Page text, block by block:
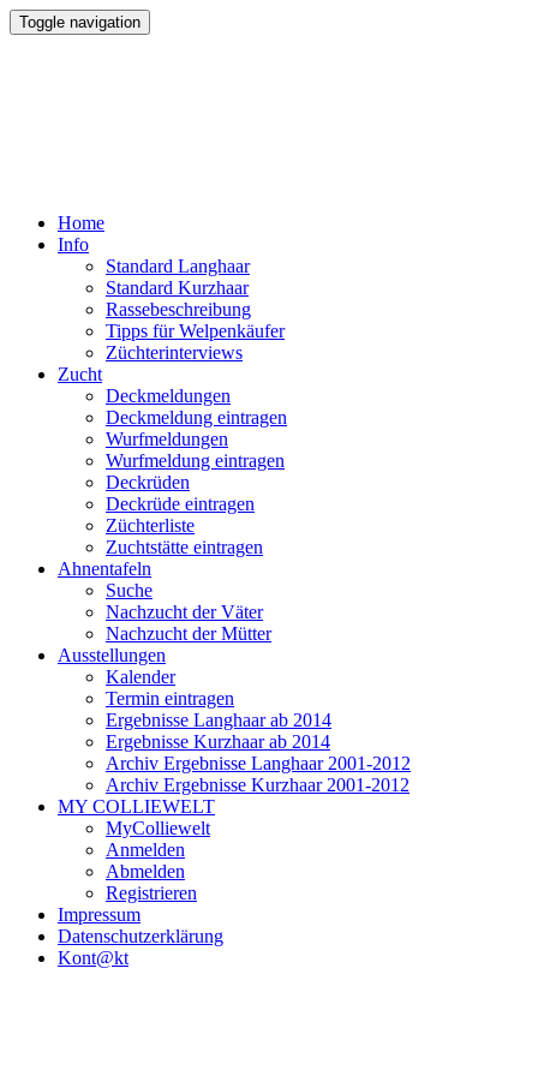
Toggle navigation
Home
Info
Standard Langhaar
Standard Kurzhaar
Rassebeschreibung
Tipps für Welpenkäufer
Züchterinterviews
Zucht
Deckmeldungen
Deckmeldung eintragen
Wurfmeldungen
Wurfmeldung eintragen
Deckrüden
Deckrüde eintragen
Züchterliste
Zuchtstätte eintragen
Ahnentafeln
Suche
Nachzucht der Väter
Nachzucht der Mütter
Ausstellungen
Kalender
Termin eintragen
Ergebnisse Langhaar ab 2014
Ergebnisse Kurzhaar ab 2014
Archiv Ergebnisse Langhaar 2001-2012
Archiv Ergebnisse Kurzhaar 2001-2012
MY COLLIEWELT
MyColliewelt
Anmelden
Abmelden
Registrieren
Impressum
Datenschutzerklärung
Kont@kt